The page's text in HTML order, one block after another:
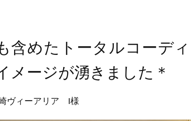
含めたトータルコーデ
メージが湧きました＊
ヴィーアリア I様